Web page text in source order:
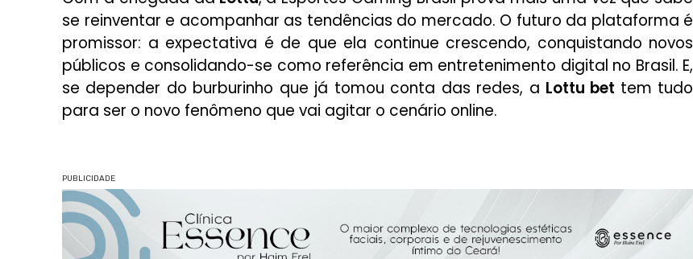
se reinventar e acompanhar as tendências do mercado. O futuro da plataforma é
promissor: a expectativa é de que ela continue crescendo, conquistando novos
públicos e consolidando-se como referência em entretenimento digital no Brasil. E,
se depender do burburinho que já tomou conta das redes, a Lottu bet tem tudo
para ser o novo fenômeno que vai agitar o cenário online.
PUBLICIDADE